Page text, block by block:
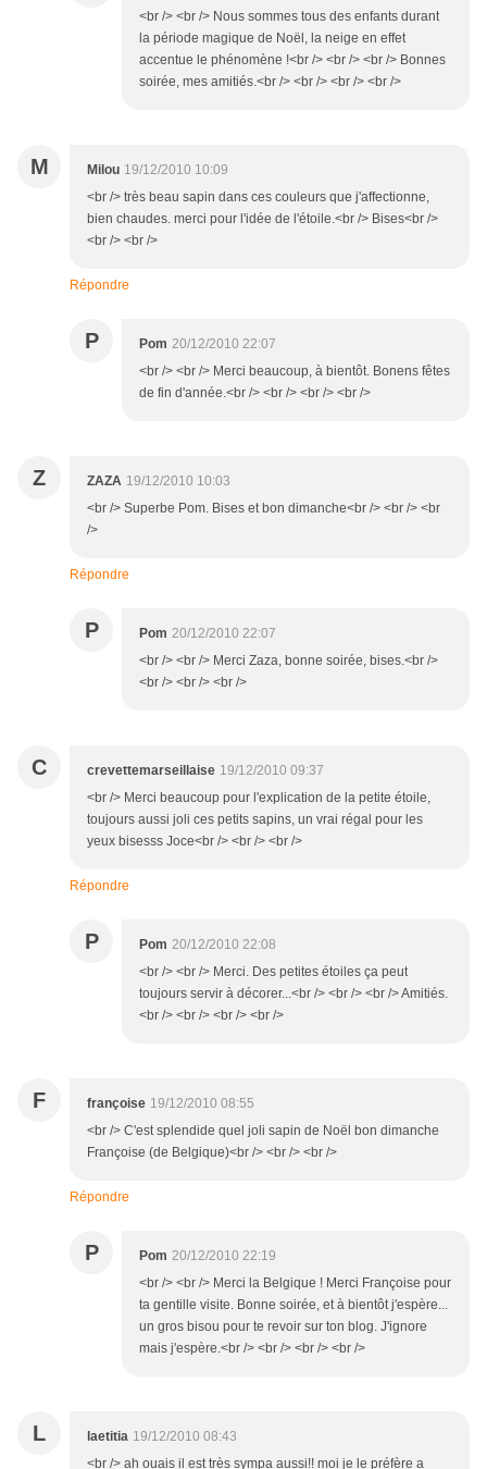
<br /> <br /> Nous sommes tous des enfants durant
la période magique de Noël, la neige en effet
accentue le phénomène !<br /> <br /> <br /> Bonnes
soirée, mes amitiés.<br /> <br /> <br /> <br />
M Milou 19/12/2010 10:09
<br /> très beau sapin dans ces couleurs que j'affectionne,
bien chaudes. merci pour l'idée de l'étoile.<br /> Bises<br />
<br /> <br />
Répondre
P Pom 20/12/2010 22:07
<br /> <br /> Merci beaucoup, à bientôt. Bonens fêtes
de fin d'année.<br /> <br /> <br /> <br />
Z ZAZA 19/12/2010 10:03
<br /> Superbe Pom. Bises et bon dimanche<br /> <br /> <br
/>
Répondre
P Pom 20/12/2010 22:07
<br /> <br /> Merci Zaza, bonne soirée, bises.<br />
<br /> <br /> <br />
C crevettemarseillaise 19/12/2010 09:37
<br /> Merci beaucoup pour l'explication de la petite étoile,
toujours aussi joli ces petits sapins, un vrai régal pour les
yeux bisesss Joce<br /> <br /> <br />
Répondre
P Pom 20/12/2010 22:08
<br /> <br /> Merci. Des petites étoiles ça peut
toujours servir à décorer...<br /> <br /> <br /> Amitiés.
<br /> <br /> <br /> <br />
F françoise 19/12/2010 08:55
<br /> C'est splendide quel joli sapin de Noël bon dimanche
Françoise (de Belgique)<br /> <br /> <br />
Répondre
P Pom 20/12/2010 22:19
<br /> <br /> Merci la Belgique ! Merci Françoise pour
ta gentille visite. Bonne soirée, et à bientôt j'espère...
un gros bisou pour te revoir sur ton blog. J'ignore
mais j'espère.<br /> <br /> <br /> <br />
L laetitia 19/12/2010 08:43
<br /> ah ouais il est très sympa aussi!! moi je le préfère a